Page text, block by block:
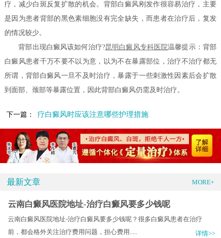
疗，减少白斑反复扩散的机会。背部白癜风刚发作很容易治疗，主要
是因为患者背部的黑色素细胞没有完全缺失，而患者在治疗后，复发
的情况较少。
背部出现白癜风该如何治疗?昆明白癜风专科医院温馨提示：背部
白癜风患者千万不要不以为意，以为不在暴露部位，治疗不治疗都无
所谓，背部白癜风一旦不及时治疗，暴露于一些刺激性因素后会扩散
到面部、颈部等暴露位置，因此背部白癜风仍需及时治疗。
下一篇： 疗白癜风时应该注意哪些护理措施
最新文章 MORE+
云南白癜风医院地址-治疗白癜风要多少钱呢
云南白癜风医院地址-治疗白癜风要多少钱呢？很多白癜风患者在治疗
前，都会格外关注治疗费用问题，担心费用.....
详情>>